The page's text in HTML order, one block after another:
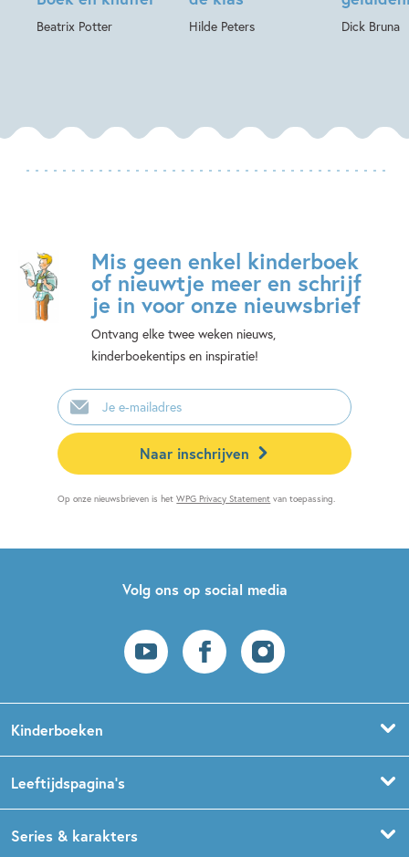
Beatrix Potter Hilde Peters Dick Bruna
Mis geen enkel kinderboek
of nieuwtje meer en schrijf
je in voor onze nieuwsbrief
Ontvang elke twee weken nieuws,
kinderboekentips en inspiratie!
E-
mailadres
Naar inschrijven
Op onze nieuwsbrieven is hetWPG Privacy Statement van toepassing.
Volg ons op social media
Kinderboeken
Prentenboeken
Leeftijdspagina’s
Series & karakters